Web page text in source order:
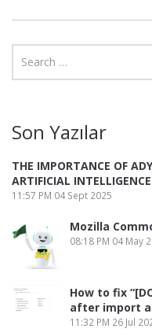
Son Yazılar
THE IMPORTANCE OF
ARTIFICIAL
11:57 PM 04 Sept 2025
Mozilla
08:18 PM 04 May
How to fix
after import
11:32 PM 26 Jul